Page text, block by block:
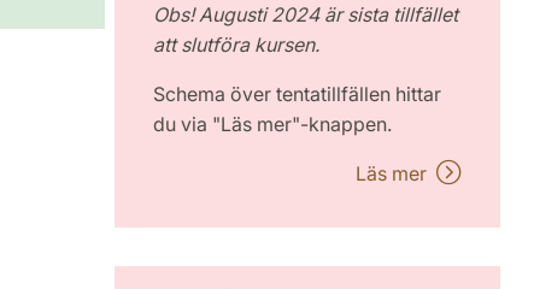
Obs! Augusti 2024 är sista tillfället
att slutföra kursen.
Schema över tentatillfällen hittar
du via "Läs mer"-knappen.
Läs mer